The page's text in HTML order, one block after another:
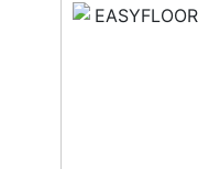
consigliamo
sufficiente per